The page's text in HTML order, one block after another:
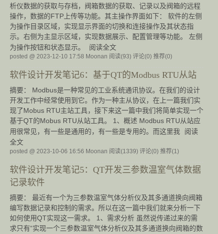
析仪数据的获取与存档，阀箱数据的获取、记录以及阀箱的远程
操作，数据的FTP上传等功能。其主操作界面如下： 软件的左侧
为操作目录区域，实现显示界面的切换和连接操作及其状态指
示。右侧为主显示区域，实现数据展示、配置管理等功能。 左侧
为操作按钮和状态显示。
阅读全文
posted @ 2023-12-10 17:58 Moonan 阅读(93) 评论(0) 推荐(0)
软件设计开发笔记6：基于QT的Modbus RTU从站
摘要： Modbus是一种常见的工业系统通讯协议。在我们的设计
开发工作中经常使用到它。作为一种主从协议，在上一篇我们实
现了Mobus RTU主站工具，接下来这一篇中我们将简单实现一个
基于QT的Mobus RTU从站工具。 1、概述 Modbus RTU从站应
用很常见，有一些是通用的，有一些是专用的。而这里我
阅读
全文
posted @ 2023-10-06 16:56 Moonan 阅读(1339) 评论(0) 推荐(1)
软件设计开发笔记5：QT开发三参数温室气体数据
记录软件
摘要： 最近有一个为三参数温室气体分析仪及其多通道换向阀箱
编写数据记录和控制的需求。所以在这一篇中我们就来分析一下
如何使用QT实现这一需求。 1、需求分析 虽然说传递过来的需
求只有“实现一个三参数温室气体分析仪及其多通道换向阀箱的数